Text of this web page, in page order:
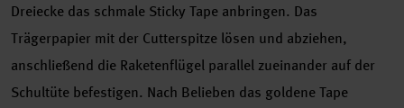
Dreiecke das schmale Sticky Tape anbringen. Das
Trägerpapier mit der Cutterspitze lösen und abziehen,
anschließend die Raketenflügel parallel zueinander auf der
Schultüte befestigen. Nach Belieben das goldene Tape